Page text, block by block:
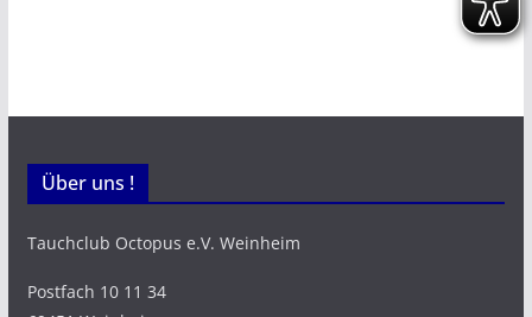
Über uns !
Tauchclub Octopus e.V. Weinheim
Postfach 10 11 34